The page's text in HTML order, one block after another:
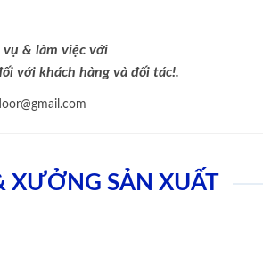
& làm việc với
với khách hàng và đối tác!.
XƯỞNG SẢN XUẤT